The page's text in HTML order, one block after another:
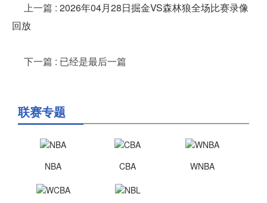
上一篇 : 2026年04月28日掘金VS森林狼全场比赛录像
回放
下一篇 : 已经是最后一篇
联赛专题
NBA CBA WNBA